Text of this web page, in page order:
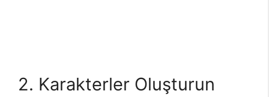
2. Karakterler Oluşturun